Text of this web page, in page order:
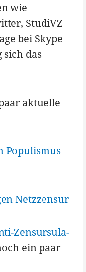
wie
StudiVZ
bei Skype
das
aktuelle
Populismus
Netzzensur
Zensursula-
ein paar